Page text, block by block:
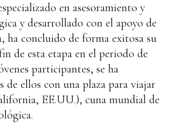
en asesoramiento y
y desarrollado con el apoyo de
ha concluido de forma exitosa su
de esta etapa en el periodo de
participantes, se ha
de ellos con una plaza para viajar
EE.UU.), cuna mundial de